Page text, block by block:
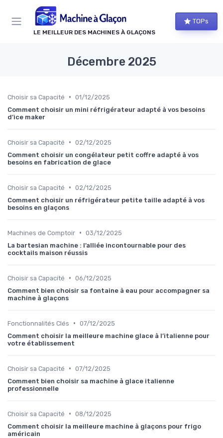
LE MEILLEUR DES MACHINES À GLAÇONS
TOPs
Décembre 2025
Choisir sa Capacité • 01/12/2025
Comment choisir un mini réfrigérateur adapté à vos besoins
d’ice maker
Choisir sa Capacité • 02/12/2025
Comment choisir un congélateur petit coffre adapté à vos
besoins en fabrication de glace
Choisir sa Capacité • 02/12/2025
Comment choisir un réfrigérateur petite taille adapté à vos
besoins en glaçons
Machines de Comptoir • 03/12/2025
La bartesian machine : l’alliée incontournable pour des
cocktails maison réussis
Choisir sa Capacité • 06/12/2025
Comment bien choisir sa fontaine à eau pour accompagner sa
machine à glaçons
Fonctionnalités Clés • 07/12/2025
Comment choisir la meilleure machine glace à l’italienne pour
votre établissement
Choisir sa Capacité • 07/12/2025
Comment bien choisir sa machine à glace italienne
professionnelle
Choisir sa Capacité • 08/12/2025
Comment choisir la meilleure machine à glaçons pour frigo
américain
Panneau de gestion des cookies